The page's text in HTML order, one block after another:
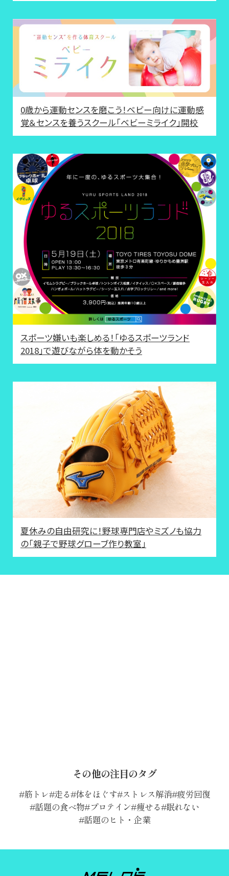
0歳から運動センスを磨こう！ベビー向けに運動感
覚＆センスを養うスクール「ベビーミライク」開校
スポーツ嫌いも楽しめる！「ゆるスポーツランド
2018」で遊びながら体を動かそう
夏休みの自由研究に！野球専門店やミズノも協力
の「親子で野球グローブ作り教室」
その他の注目のタグ
筋トレ 走る 体をほぐす ストレス解消 疲労回復
話題の食べ物 プロテイン 痩せる 眠れない
話題のヒト・企業